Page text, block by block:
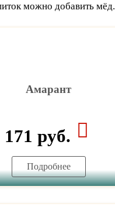
можно добавить мёд.
Амарант
171 руб.
Подробнее